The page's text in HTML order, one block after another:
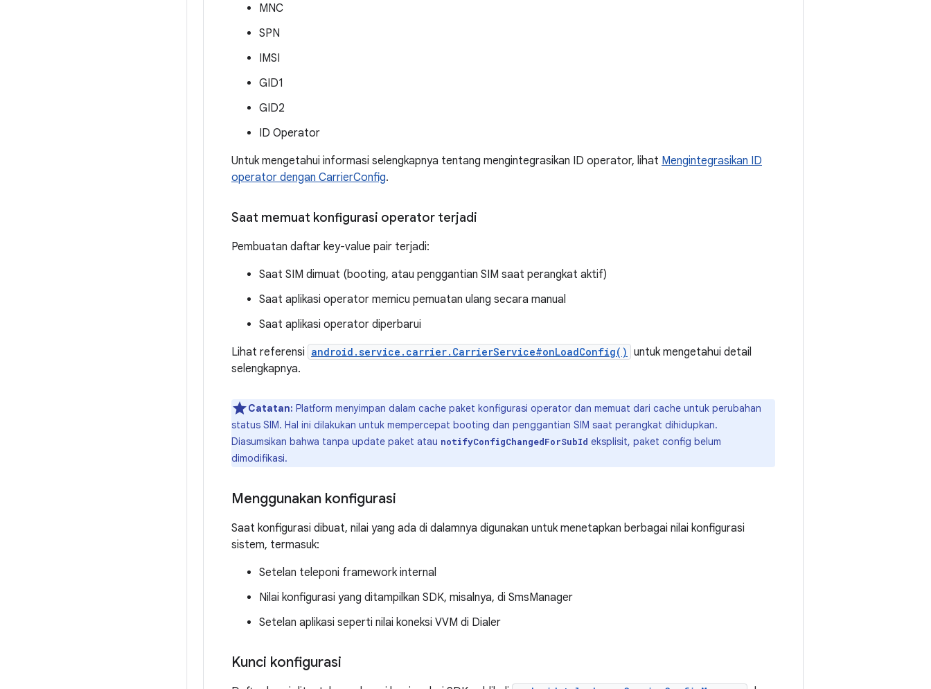
MNC
SPN
IMSI
GID1
GID2
ID Operator
Untuk mengetahui informasi selengkapnya tentang mengintegrasikan ID operator, lihat Mengintegrasikan ID
operator dengan CarrierConfig.
Saat memuat konfigurasi operator terjadi
Pembuatan daftar key-value pair terjadi:
Saat SIM dimuat (booting, atau penggantian SIM saat perangkat aktif)
Saat aplikasi operator memicu pemuatan ulang secara manual
Saat aplikasi operator diperbarui
Lihat referensi android.service.carrier.CarrierService#onLoadConfig() untuk mengetahui detail
selengkapnya.
Catatan: Platform menyimpan dalam cache paket konfigurasi operator dan memuat dari cache untuk perubahan
status SIM. Hal ini dilakukan untuk mempercepat booting dan penggantian SIM saat perangkat dihidupkan.
Diasumsikan bahwa tanpa update paket atau notifyConfigChangedForSubId eksplisit, paket config belum
dimodifikasi.
Menggunakan konfigurasi
Saat konfigurasi dibuat, nilai yang ada di dalamnya digunakan untuk menetapkan berbagai nilai konfigurasi
sistem, termasuk:
Setelan teleponi framework internal
Nilai konfigurasi yang ditampilkan SDK, misalnya, di SmsManager
Setelan aplikasi seperti nilai koneksi VVM di Dialer
Kunci konfigurasi